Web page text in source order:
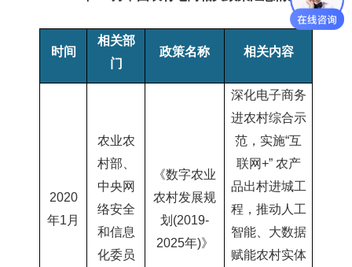
时间
相关部
门
政策名称 相关内容
2020
年1月
农业农
村部、
中央网
络安全
和信息
化委员
《数字农业
农村发展规
划 (2019-
2025年)》
深化电子商务
进农村综合示
范，实施“互
联网+”农产
品出村进城工
程，推动人工
智能、大数据
赋能农村实体